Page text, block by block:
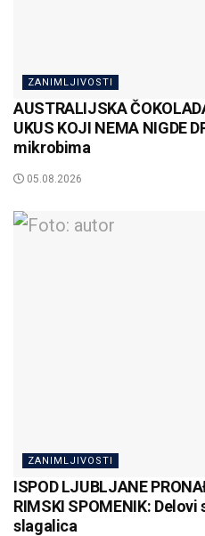
ZANIMLJIVOSTI
AUSTRALIJSKA
UKUS KOJI NEMA NIGDE
mikrobima
05.08.2026
ZANIMLJIVOSTI
ISPOD LJUBLJANE
RIMSKI SPOMENIK:
slagalica